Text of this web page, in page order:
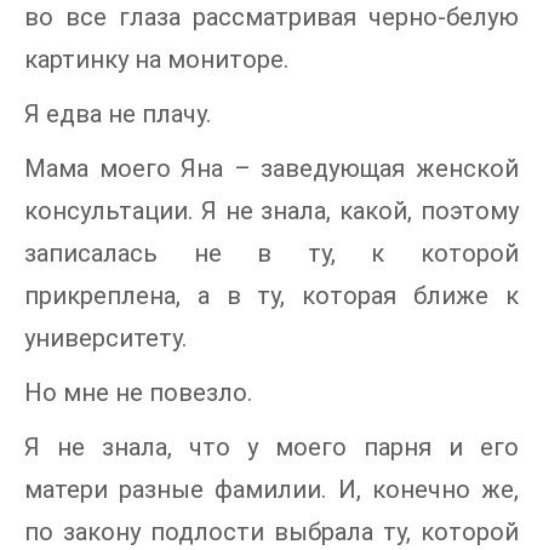
во все глаза рассматривая черно-белую
картинку на мониторе.
Я едва не плачу.
Мама моего Яна – заведующая женской
консультации. Я не знала, какой, поэтому
записалась не в ту, к которой
прикреплена, а в ту, которая ближе к
университету.
Но мне не повезло.
Я не знала, что у моего парня и его
матери разные фамилии. И, конечно же,
по закону подлости выбрала ту, которой